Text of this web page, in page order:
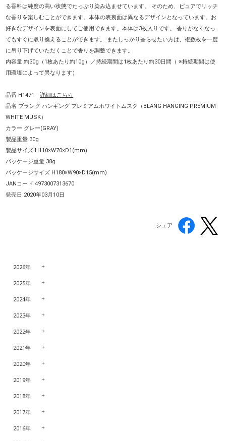
る香料は純度の高い状態でたっぷり染み込ませています。 そのため、ピュアでリッチ
な香りを楽しむことができます。本体の表裏面は異なるデザインとなっています。お
好きなデザインを表面にしてご使用できます。本体は3枚入りです。 香りがなくなっ
てもすぐに取り換えることができます。 またしっかり香らせたい方は、複数枚を一度
に吊り下げていただくことで香りを調整できます。
内容量 約30g（1枚あたり約10g）／持続期間は1枚あたり約30日間（ ※持続期間は使
用環境によって異なります）
品番 H1471詳細はこちら
品名 ブラング ハンギング プレミアムホワイトムスク（BLANG HANGING PREMIUM
WHITE MUSK）
カラー グレー(GRAY)
製品重量 30g
製品サイズ H110×W70×D1(mm)
パッケージ重量 38g
パッケージサイズ H180×W90×D15(mm)
JANコード 4973007313670
発売日 2020年03月10日
シェア
2026年
2025年
2024年
2023年
2022年
2021年
2020年
2019年
2018年
2017年
2016年